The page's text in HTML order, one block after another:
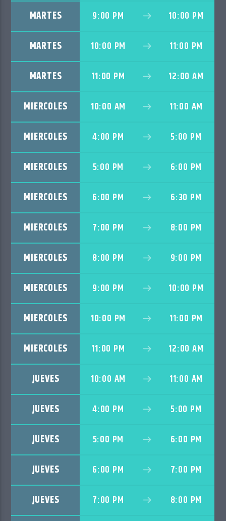
MARTES 9:00 PM 10:00 PM
MARTES 10:00 PM 11:00 PM
MARTES 11:00 PM 12:00 AM
MIERCOLES 10:00 AM 11:00 AM
MIERCOLES 4:00 PM 5:00 PM
MIERCOLES 5:00 PM 6:00 PM
MIERCOLES 6:00 PM 6:30 PM
MIERCOLES 7:00 PM 8:00 PM
MIERCOLES 8:00 PM 9:00 PM
MIERCOLES 9:00 PM 10:00 PM
MIERCOLES 10:00 PM 11:00 PM
MIERCOLES 11:00 PM 12:00 AM
JUEVES 10:00 AM 11:00 AM
JUEVES 4:00 PM 5:00 PM
JUEVES 5:00 PM 6:00 PM
JUEVES 6:00 PM 7:00 PM
JUEVES 7:00 PM 8:00 PM